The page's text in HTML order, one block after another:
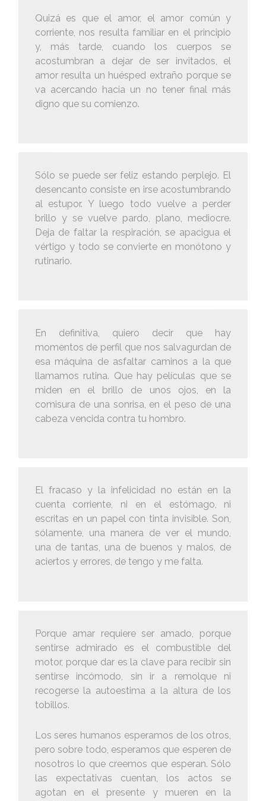
Quizá es que el amor, el amor común y
corriente, nos resulta familiar en el principio
y, más tarde, cuando los cuerpos se
acostumbran a dejar de ser invitados, el
amor resulta un huésped extraño porque se
va acercando hacia un no tener final más
digno que su comienzo.
Sólo se puede ser feliz estando perplejo. El
desencanto consiste en irse acostumbrando
al estupor. Y luego todo vuelve a perder
brillo y se vuelve pardo, plano, mediocre.
Deja de faltar la respiración, se apacigua el
vértigo y todo se convierte en monótono y
rutinario.
En definitiva, quiero decir que hay
momentos de perfil que nos salvagurdan de
esa máquina de asfaltar caminos a la que
llamamos rutina. Que hay películas que se
miden en el brillo de unos ojos, en la
comisura de una sonrisa, en el peso de una
cabeza vencida contra tu hombro.
El fracaso y la infelicidad no están en la
cuenta corriente, ni en el estómago, ni
escritas en un papel con tinta invisible. Son,
sólamente, una manera de ver el mundo,
una de tantas, una de buenos y malos, de
aciertos y errores, de tengo y me falta.
Porque amar requiere ser amado, porque
sentirse admirado es el combustible del
motor, porque dar es la clave para recibir sin
sentirse incómodo, sin ir a remolque ni
recogerse la autoestima a la altura de los
tobillos.
Los seres humanos esperamos de los otros,
pero sobre todo, esperamos que esperen de
nosotros lo que creemos que esperan. Sólo
las expectativas cuentan, los actos se
agotan en el presente y mueren en la